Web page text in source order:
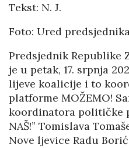
Tekst: N. J.
Foto: Ured
Predsjednik Republike
je u petak, 17. srpnja
lijeve koalicije i to
platforme MOŽEMO!
koordinatora političke
NAŠ!” Tomislava
Nove ljevice Radu